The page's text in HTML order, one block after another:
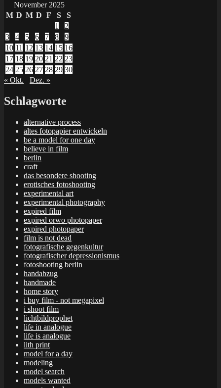
November 2025
M D M D F S
S
1
2
3
4 5 6 7 8
9
10 11 12 13 14 15 16
17 18 19 20 21 22 23
24 25 26 27 28 29 30
« Okt.
Dez. »
Schlagworte
alternative process
altes fotopapier entwickeln
be a model for one day
believe in film
berlin
craft
das besondere shooting
erotisches fotoshooting
experimental art
experimental photography
expired film
expired orwo photopaper
expired photopaper
film is not dead
fotografische gegenkultur
fotografischer depressionismus
fotoshooting berlin
handabzug
handmade
home story
i buy film - not megapixel
i shoot film
lichtbildprophet
life in analogue
life is analogue
lith print
model for a day
modeling
model search
models wanted